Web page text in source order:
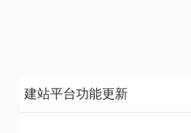
建站平台功能更新